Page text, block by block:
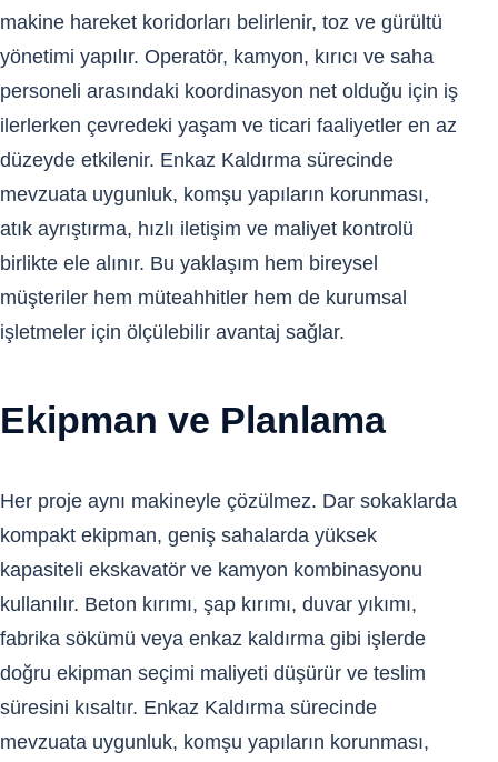
makine hareket koridorları belirlenir, toz ve gürültü
yönetimi yapılır. Operatör, kamyon, kırıcı ve saha
personeli arasındaki koordinasyon net olduğu için iş
ilerlerken çevredeki yaşam ve ticari faaliyetler en az
düzeyde etkilenir. Enkaz Kaldırma sürecinde
mevzuata uygunluk, komşu yapıların korunması,
atık ayrıştırma, hızlı iletişim ve maliyet kontrolü
birlikte ele alınır. Bu yaklaşım hem bireysel
müşteriler hem müteahhitler hem de kurumsal
işletmeler için ölçülebilir avantaj sağlar.
Ekipman ve Planlama
Her proje aynı makineyle çözülmez. Dar sokaklarda
kompakt ekipman, geniş sahalarda yüksek
kapasiteli ekskavatör ve kamyon kombinasyonu
kullanılır. Beton kırımı, şap kırımı, duvar yıkımı,
fabrika sökümü veya enkaz kaldırma gibi işlerde
doğru ekipman seçimi maliyeti düşürür ve teslim
süresini kısaltır. Enkaz Kaldırma sürecinde
mevzuata uygunluk, komşu yapıların korunması,